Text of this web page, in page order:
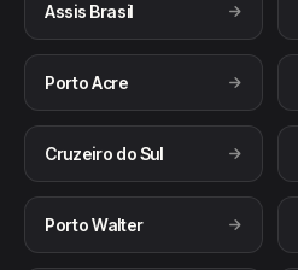
Assis Brasil
Porto Acre
Cruzeiro do Sul
Porto Walter